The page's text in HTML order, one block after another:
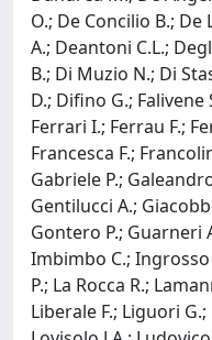
O.; De Concilio B.; De
A.; Deantoni C.L.;
B.; Di Muzio N.; Di
D.; Difino G.; Falivene
Ferrari I.; Ferrau F.;
Francesca F.;
Gabriele P.;
Gentilucci A.;
Gontero P.; Guarneri
Imbimbo C.;
P.; La Rocca R.;
Liberale F.; Liguori